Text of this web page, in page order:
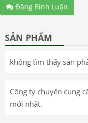
Đăng Bình Luận
SẢN PHẨM
không tìm thấy sản
Công ty chuyên cung
mới nhất.